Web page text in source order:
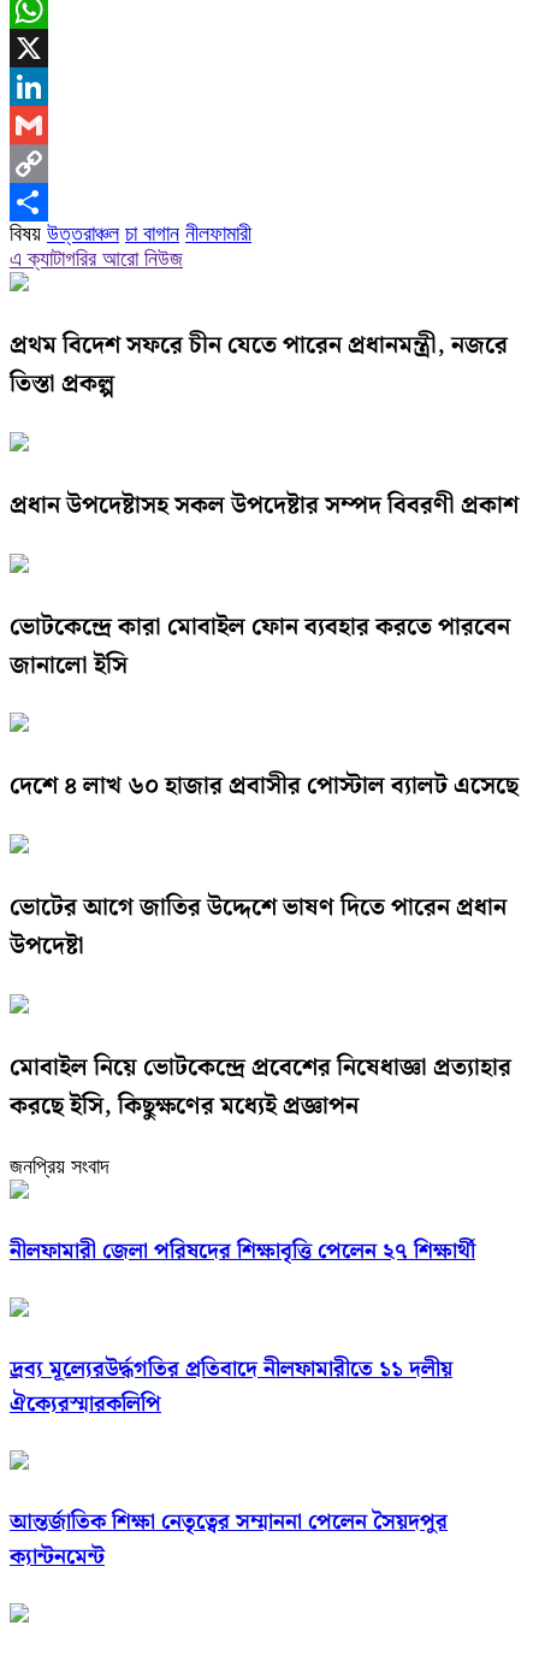
Messenger
WhatsApp
X
LinkedIn
Gmail
Copy
Link
Share
বিষয় উত্তরাঞ্চল চা বাগান নীলফামারী
এ ক্যাটাগরির আরো নিউজ
প্রথম বিদেশ সফরে চীন যেতে পারেন প্রধানমন্ত্রী, নজরে
তিস্তা প্রকল্প
প্রধান উপদেষ্টাসহ সকল উপদেষ্টার সম্পদ বিবরণী প্রকাশ
ভোটকেন্দ্রে কারা মোবাইল ফোন ব্যবহার করতে পারবেন
জানালো ইসি
দেশে ৪ লাখ ৬০ হাজার প্রবাসীর পোস্টাল ব্যালট এসেছে
ভোটের আগে জাতির উদ্দেশে ভাষণ দিতে পারেন প্রধান
উপদেষ্টা
মোবাইল নিয়ে ভোটকেন্দ্রে প্রবেশের নিষেধাজ্ঞা প্রত্যাহার
করছে ইসি, কিছুক্ষণের মধ্যেই প্রজ্ঞাপন
জনপ্রিয় সংবাদ
নীলফামারী জেলা পরিষদের শিক্ষাবৃত্তি পেলেন ২৭ শিক্ষার্থী
দ্রব্য মূল্যেরউর্দ্ধগতির প্রতিবাদে নীলফামারীতে ১১ দলীয়
ঐক্যেরস্মারকলিপি
আন্তর্জাতিক শিক্ষা নেতৃত্বের সম্মাননা পেলেন সৈয়দপুর
ক্যান্টনমেন্ট